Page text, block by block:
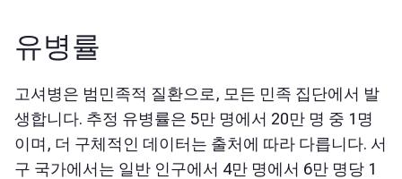
유병률
고셔병은 범민족적 질환으로, 모든 민족 집단에서 발
생합니다. 추정 유병률은 5만 명에서 20만 명 중 1명
이며, 더 구체적인 데이터는 출처에 따라 다릅니다. 서
구 국가에서는 일반 인구에서 4만 명에서 6만 명당 1